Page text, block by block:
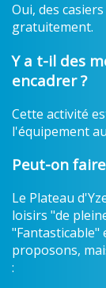
Oui, des
gratuitement.
Y a t-il des
encadrer ?
Cette activité
l'équipement
Peut-on
Le Plateau
loisirs "de
"Fantasticable"
proposons,
: